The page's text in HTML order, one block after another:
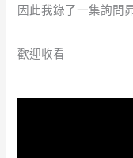
因此我錄了一集詢問
歡迎收看